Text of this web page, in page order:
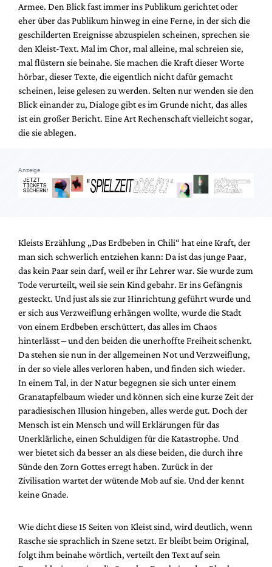
Armee. Den Blick fast immer ins Publikum gerichtet oder
eher über das Publikum hinweg in eine Ferne, in der sich die
geschilderten Ereignisse abzuspielen scheinen, sprechen sie
den Kleist-Text. Mal im Chor, mal alleine, mal schreien sie,
mal flüstern sie beinahe. Sie machen die Kraft dieser Worte
hörbar, dieser Texte, die eigentlich nicht dafür gemacht
scheinen, leise gelesen zu werden. Selten nur wenden sie den
Blick einander zu, Dialoge gibt es im Grunde nicht, das alles
ist ein großer Bericht. Eine Art Rechenschaft vielleicht sogar,
die sie ablegen.
Anzeige
Kleists Erzählung „Das Erdbeben in Chili“ hat eine Kraft, der
man sich schwerlich entziehen kann: Da ist das junge Paar,
das kein Paar sein darf, weil er ihr Lehrer war. Sie wurde zum
Tode verurteilt, weil sie sein Kind gebahr. Er ins Gefängnis
gesteckt. Und just als sie zur Hinrichtung geführt wurde und
er sich aus Verzweiflung erhängen wollte, wurde die Stadt
von einem Erdbeben erschüttert, das alles im Chaos
hinterlässt – und den beiden die unerhoffte Freiheit schenkt.
Da stehen sie nun in der allgemeinen Not und Verzweiflung,
in der so viele alles verloren haben, und finden sich wieder.
In einem Tal, in der Natur begegnen sie sich unter einem
Granatapfelbaum wieder und können sich eine kurze Zeit der
paradiesischen Illusion hingeben, alles werde gut. Doch der
Mensch ist ein Mensch und will Erklärungen für das
Unerklärliche, einen Schuldigen für die Katastrophe. Und
wer bietet sich da besser an als diese beiden, die durch ihre
Sünde den Zorn Gottes erregt haben. Zurück in der
Zivilisation wartet der wütende Mob auf sie. Und der kennt
keine Gnade.
Wie dicht diese 15 Seiten von Kleist sind, wird deutlich, wenn
Rasche sie sprachlich in Szene setzt. Er bleibt beim Original,
folgt ihm beinahe wörtlich, verteilt den Text auf sein